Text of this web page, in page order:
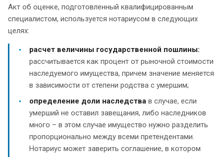
Акт об оценке, подготовленный квалифицированным
специалистом, используется нотариусом в следующих
целях:
расчет величины государственной пошлины:
рассчитывается как процент от рыночной стоимости
наследуемого имущества, причем значение меняется
в зависимости от степени родства с умершим;
определение доли наследства в случае, если
умерший не оставил завещания, либо наследников
много – в этом случае имущество нужно разделить
пропорционально между всеми претендентами.
Нотариус может заверить соглашение, в котором